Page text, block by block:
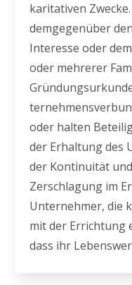
karitativen
demgegenüber
Interesse oder
oder mehrerer
oder halten
der Erhaltung des
der Kontinuität
Zerschlagung im
Unternehmer, die
mit der Errichtung
dass ihr